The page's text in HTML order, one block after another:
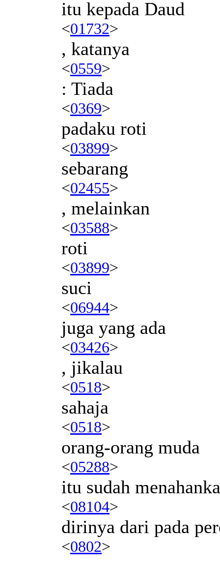
itu kepada Daud
<01732>
, katanya
<0559>
: Tiada
<0369>
padaku roti
<03899>
sebarang
<02455>
, melainkan
<03588>
roti
<03899>
suci
<06944>
juga yang ada
<03426>
, jikalau
<0518>
sahaja
<0518>
orang-orang muda
<05288>
itu sudah
<08104>
dirinya dari pada
<0802>